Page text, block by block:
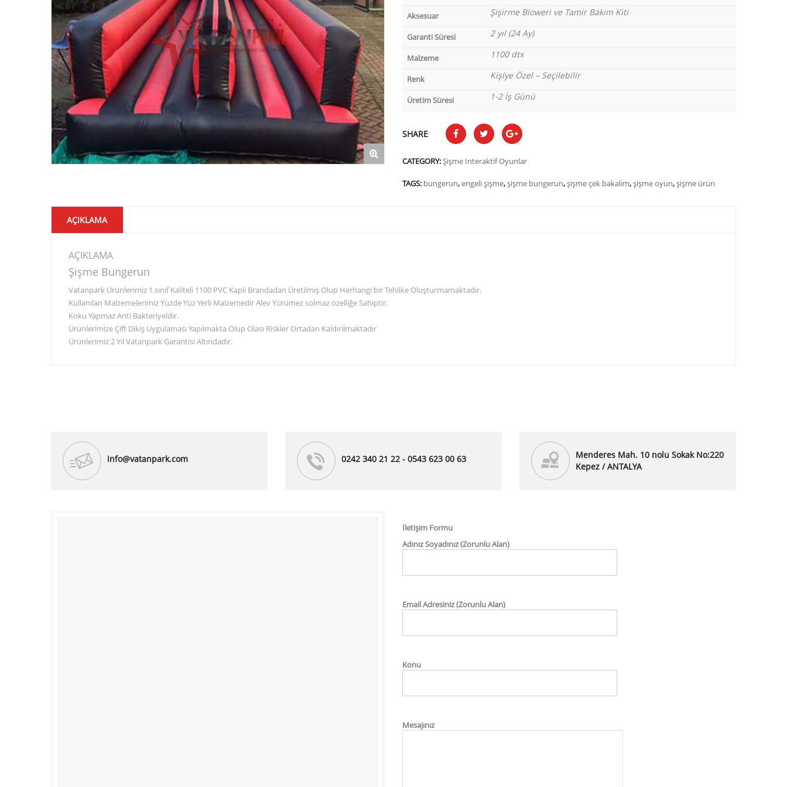
Aksesuar Şişirme Bloweri ve Tamir Bakım Kiti
Garanti Süresi 2 yıl (24 Ay)
Malzeme 1100 dtx
Renk Kişiye Özel – Seçilebilir
Üretim Süresi 1-2 İş Günü
SHARE
CATEGORY:Şişme Interaktif Oyunlar
TAGS: bungerun,engeli şişme,şişme bungerun,şişme çek bakalım,şişme oyun,şişme ürün
AÇIKLAMA
AÇIKLAMA
Şişme Bungerun
Vatanpark Ürünlerimiz 1.sınıf Kaliteli 1100 PVC Kaplı Brandadan Üretilmiş Olup Herhangi bir Tehlike Oluşturmamaktadır.
Kullanılan Malzemelerimiz Yüzde Yüz Yerli Malzemedir Alev Yürümez solmaz özelliğe Sahiptir.
Koku Yapmaz Anti Bakteriyeldir.
Ürünlerimize Çift Dikiş Uygulaması Yapılmakta Olup Olası Riskler Ortadan Kaldırılmaktadır
Ürünlerimiz 2 Yıl Vatanpark Garantisi Altındadır.
info@vatanpark.com 0242 340 21 22 - 0543 623 00 63
Menderes Mah. 10 nolu Sokak No:220
Kepez / ANTALYA
İletişim Formu
Adınız Soyadınız (Zorunlu Alan)
Email Adresiniz (Zorunlu Alan)
Konu
Mesajınız